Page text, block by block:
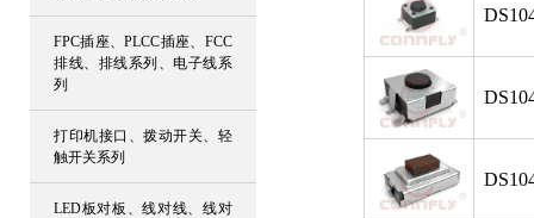
FPC插座、PLCC插座、FCC
排线、排线系列、电子线系
列
打印机接口、拨动开关、轻
触开关系列
LED板对板、线对线、线对